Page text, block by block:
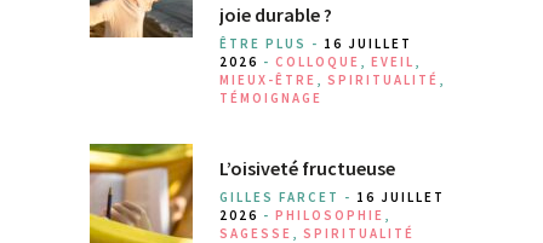
joie durable ?
ÊTRE PLUS - 16 JUILLET
2026 - COLLOQUE EVEIL
MIEUX-ÊTRE
SPIRITUALITÉ
TÉMOIGNAGE
L’oisiveté fructueuse
GILLES FARCET - 16 JUILLET
2026 - PHILOSOPHIE
SAGESSE
SPIRITUALITÉ